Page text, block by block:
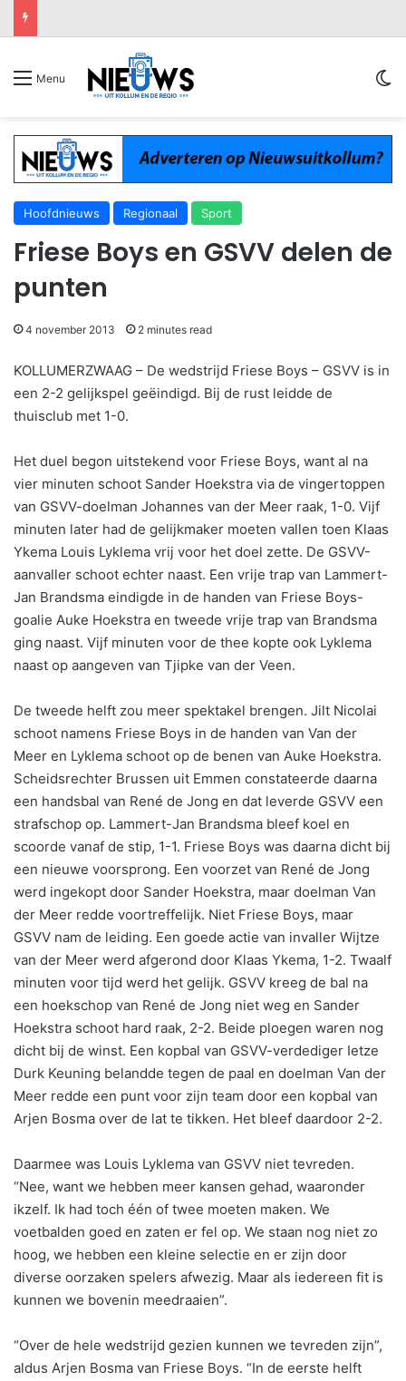
Menu
Hoofdnieuws Regionaal Sport
Friese Boys en GSVV delen de
punten
4 november 2013 2 minutes read
KOLLUMERZWAAG – De wedstrijd Friese Boys – GSVV is in
een 2-2 gelijkspel geëindigd. Bij de rust leidde de
thuisclub met 1-0.
Het duel begon uitstekend voor Friese Boys, want al na
vier minuten schoot Sander Hoekstra via de vingertoppen
van GSVV-doelman Johannes van der Meer raak, 1-0. Vijf
minuten later had de gelijkmaker moeten vallen toen Klaas
Ykema Louis Lyklema vrij voor het doel zette. De GSVV-
aanvaller schoot echter naast. Een vrije trap van Lammert-
Jan Brandsma eindigde in de handen van Friese Boys-
goalie Auke Hoekstra en tweede vrije trap van Brandsma
ging naast. Vijf minuten voor de thee kopte ook Lyklema
naast op aangeven van Tjipke van der Veen.
De tweede helft zou meer spektakel brengen. Jilt Nicolai
schoot namens Friese Boys in de handen van Van der
Meer en Lyklema schoot op de benen van Auke Hoekstra.
Scheidsrechter Brussen uit Emmen constateerde daarna
een handsbal van René de Jong en dat leverde GSVV een
strafschop op. Lammert-Jan Brandsma bleef koel en
scoorde vanaf de stip, 1-1. Friese Boys was daarna dicht bij
een nieuwe voorsprong. Een voorzet van René de Jong
werd ingekopt door Sander Hoekstra, maar doelman Van
der Meer redde voortreffelijk. Niet Friese Boys, maar
GSVV nam de leiding. Een goede actie van invaller Wijtze
van der Meer werd afgerond door Klaas Ykema, 1-2. Twaalf
minuten voor tijd werd het gelijk. GSVV kreeg de bal na
een hoekschop van René de Jong niet weg en Sander
Hoekstra schoot hard raak, 2-2. Beide ploegen waren nog
dicht bij de winst. Een kopbal van GSVV-verdediger Ietze
Durk Keuning belandde tegen de paal en doelman Van der
Meer redde een punt voor zijn team door een kopbal van
Arjen Bosma over de lat te tikken. Het bleef daardoor 2-2.
Daarmee was Louis Lyklema van GSVV niet tevreden.
“Nee, want we hebben meer kansen gehad, waaronder
ikzelf. Ik had toch één of twee moeten maken. We
voetbalden goed en zaten er fel op. We staan nog niet zo
hoog, we hebben een kleine selectie en er zijn door
diverse oorzaken spelers afwezig. Maar als iedereen fit is
kunnen we bovenin meedraaien”.
“Over de hele wedstrijd gezien kunnen we tevreden zijn”,
aldus Arjen Bosma van Friese Boys. “In de eerste helft